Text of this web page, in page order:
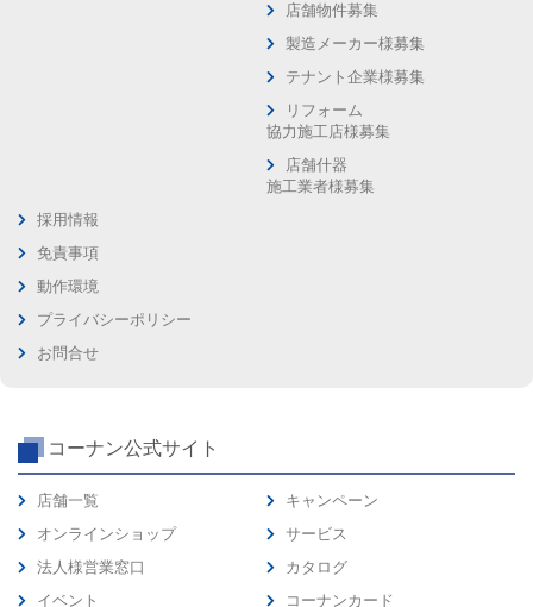
店舗物件募集
製造メーカー様募集
テナント企業様募集
リフォーム
協力施工店様募集
店舗什器
施工業者様募集
採用情報
免責事項
動作環境
プライバシーポリシー
お問合せ
コーナン公式サイト
店舗一覧
オンラインショップ
法人様営業窓口
イベント
キャンペーン
サービス
カタログ
コーナンカード